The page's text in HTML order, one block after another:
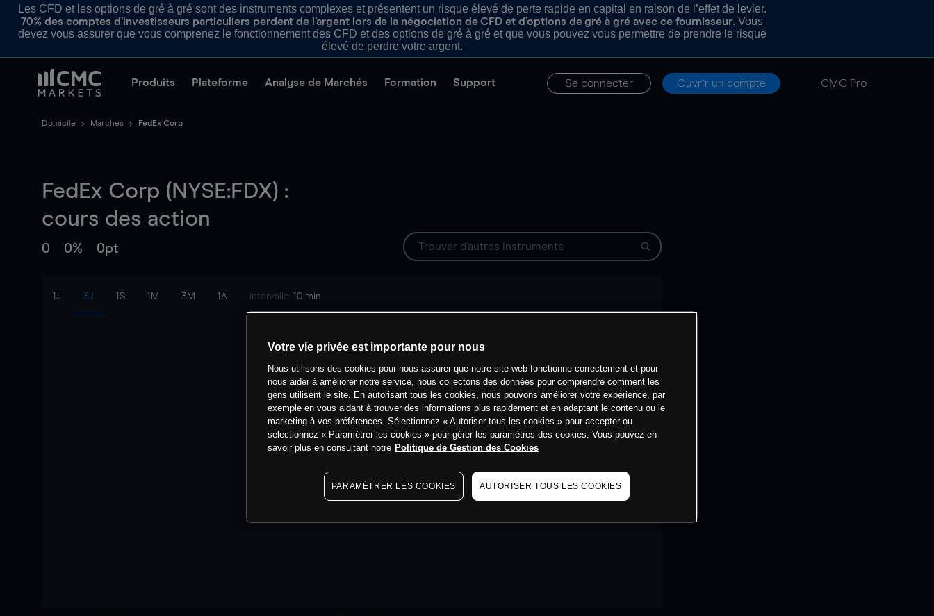
Les CFD et les options de gré à gré sont des instruments complexes et présentent un risque élevé de perte rapide en capital en raison de l’effet de levier.
70% des comptes d’investisseurs particuliers perdent de l’argent lors de la négociation de CFD et d’options de gré à gré avec ce fournisseur. Vous
devez vous assurer que vous comprenez le fonctionnement des CFD et des options de gré à gré et que vous pouvez vous permettre de prendre le risque
élevé de perdre votre argent.
Produits Plateforme Analyse de Marchés Formation Support Se connecter Ouvrir un compte CMC Pro
Domicile Marchés FedEx Corp
FedEx Corp (NYSE:FDX) :
cours des action
0 0% 0pt
1J 3J 1S 1M 3M 1A intervalle: 10 min
Votre vie privée est importante pour nous
Nous utilisons des cookies pour nous assurer que notre site web fonctionne correctement et pour
nous aider à améliorer notre service, nous collectons des données pour comprendre comment les
gens utilisent le site. En autorisant tous les cookies, nous pouvons améliorer votre expérience, par
exemple en vous aidant à trouver des informations plus rapidement et en adaptant le contenu ou le
marketing à vos préférences. Sélectionnez « Autoriser tous les cookies » pour accepter ou
sélectionnez « Paramétrer les cookies » pour gérer les paramètres des cookies. Vous pouvez en
savoir plus en consultant notre Politique de Gestion des Cookies
PARAMÉTRER LES COOKIES AUTORISER TOUS LES COOKIES